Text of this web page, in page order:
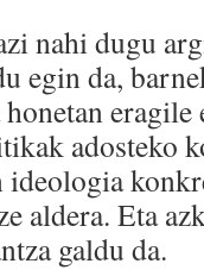
nahi dugu
egin da,
adosteko
aldera. Eta
galdu da.